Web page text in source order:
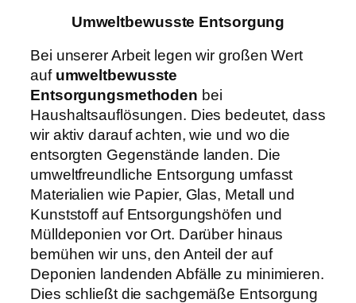
Umweltbewusste Entsorgung
Bei unserer Arbeit legen wir großen Wert
auf umweltbewusste
Entsorgungsmethoden bei
Haushaltsauflösungen. Dies bedeutet, dass
wir aktiv darauf achten, wie und wo die
entsorgten Gegenstände landen. Die
umweltfreundliche Entsorgung umfasst
Materialien wie Papier, Glas, Metall und
Kunststoff auf Entsorgungshöfen und
Mülldeponien vor Ort. Darüber hinaus
bemühen wir uns, den Anteil der auf
Deponien landenden Abfälle zu minimieren.
Dies schließt die sachgemäße Entsorgung